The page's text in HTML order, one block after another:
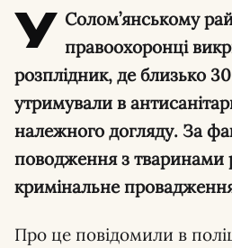
У Солом’янському
правоохоронці
розплідник, де близько
утримували в
належного догляду. За
поводження з тваринами
кримінальне
Про це повідомили в